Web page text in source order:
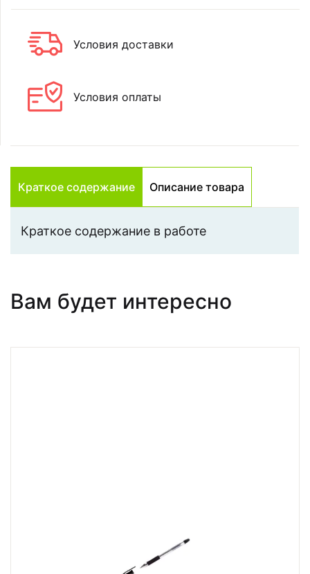
Условия доставки
Условия оплаты
Краткое содержание Описание товара
Краткое содержание в работе
Вам будет интересно